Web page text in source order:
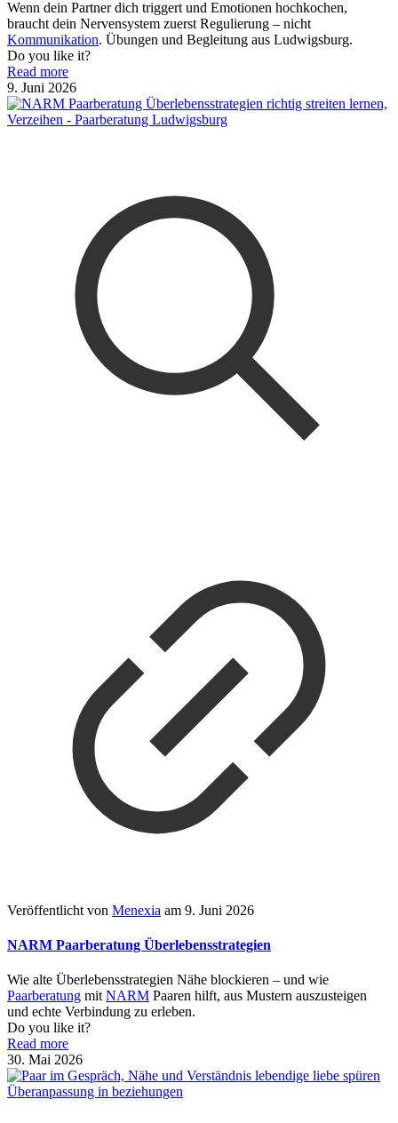
Wenn dein Partner dich triggert und Emotionen hochkochen,
braucht dein Nervensystem zuerst Regulierung – nicht
Kommunikation. Übungen und Begleitung aus Ludwigsburg.
Do you like it?
Read more
9. Juni 2026
Veröffentlicht von Menexia am 9. Juni 2026
NARM Paarberatung Überlebensstrategien
Wie alte Überlebensstrategien Nähe blockieren – und wie
Paarberatung mit NARM Paaren hilft, aus Mustern auszusteigen
und echte Verbindung zu erleben.
Do you like it?
Read more
30. Mai 2026